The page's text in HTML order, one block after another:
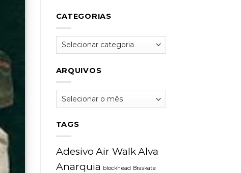
CATEGORIAS
Categorias
ARQUIVOS
Arquivos
TAGS
Adesivo Air WalkAlva
Anarquia blockhead Braskate